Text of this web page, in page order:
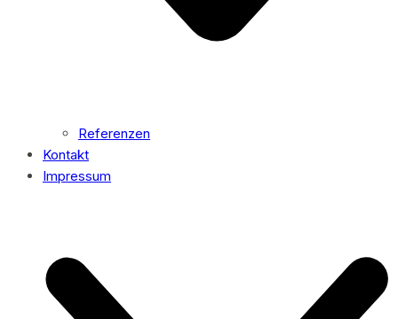
Referenzen
Kontakt
Impressum